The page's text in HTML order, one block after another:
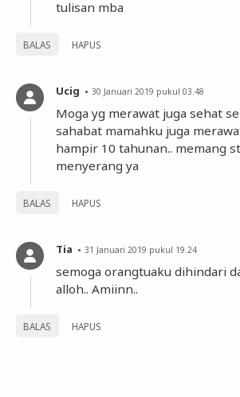
tulisan mba
BALAS HAPUS
Ucig 30 Januari 2019 pukul 03.48
Moga yg merawat juga sehat
sahabat mamahku juga
hampir 10 tahunan.. memang
menyerang ya
BALAS HAPUS
Tia 31 Januari 2019 pukul 19.24
semoga orangtuaku dihindari
alloh.. Amiinn..
BALAS HAPUS